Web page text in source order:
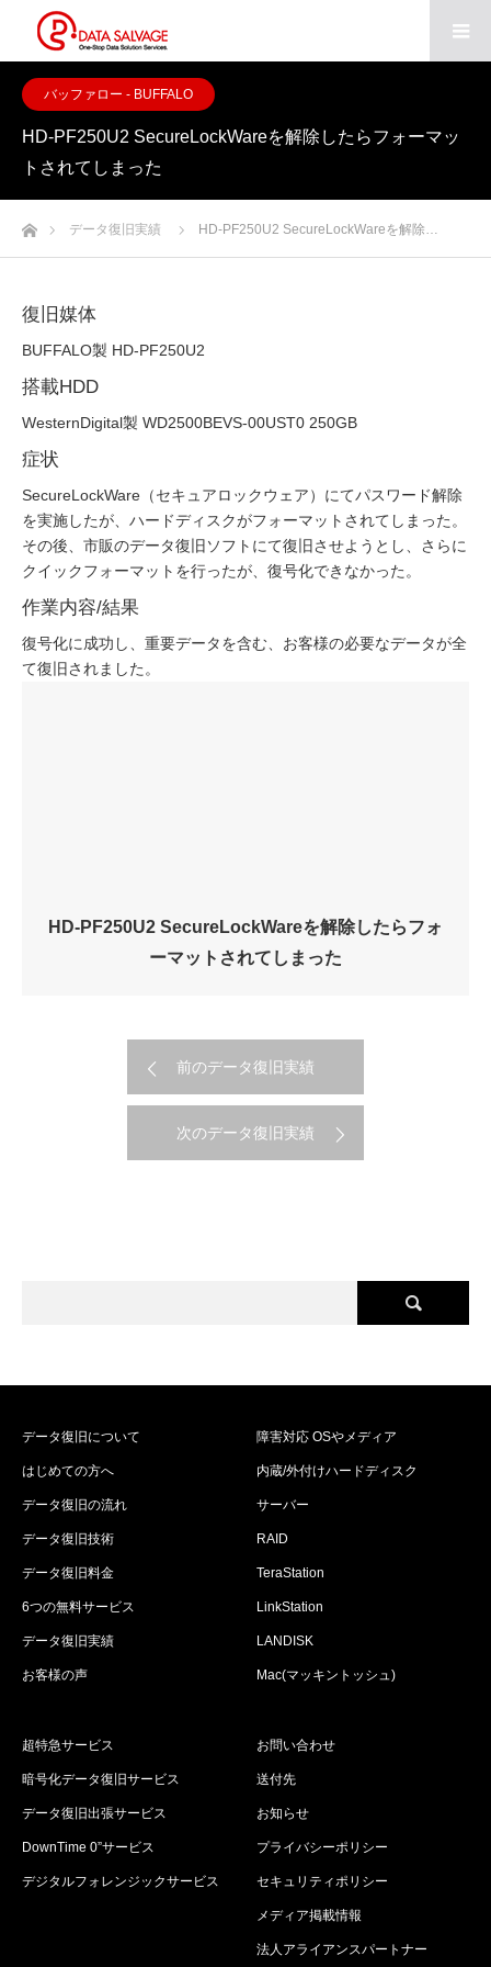
バッファロー - BUFFALO
HD-PF250U2 SecureLockWareを解除したらフォーマッ
トされてしまった
ホームデータ復旧実績 HD-PF250U2 SecureLockWareを解除…
復旧媒体
BUFFALO製 HD-PF250U2
搭載HDD
WesternDigital製 WD2500BEVS-00UST0 250GB
症状
SecureLockWare（セキュアロックウェア）にてパスワード解除
を実施したが、ハードディスクがフォーマットされてしまった。
その後、市販のデータ復旧ソフトにて復旧させようとし、さらに
クイックフォーマットを行ったが、復号化できなかった。
作業内容/結果
復号化に成功し、重要データを含む、お客様の必要なデータが全
て復旧されました。
HD-PF250U2 SecureLockWareを解除したらフォ
ーマットされてしまった
前のデータ復旧実績
次のデータ復旧実績
データ復旧について
はじめての方へ
データ復旧の流れ
データ復旧技術
データ復旧料金
6つの無料サービス
データ復旧実績
お客様の声
障害対応 OSやメディア
内蔵/外付けハードディスク
サーバー
RAID
TeraStation
LinkStation
LANDISK
Mac(マッキントッシュ)
超特急サービス
暗号化データ復旧サービス
データ復旧出張サービス
DownTime 0”サービス
デジタルフォレンジックサービス
お問い合わせ
送付先
お知らせ
プライバシーポリシー
セキュリティポリシー
メディア掲載情報
法人アライアンスパートナー